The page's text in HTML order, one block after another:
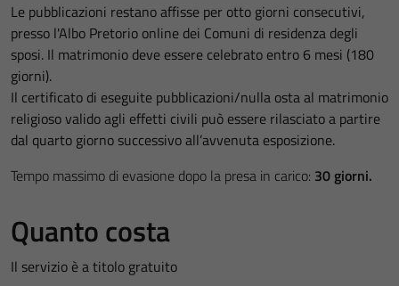
Le pubblicazioni restano affisse per otto giorni consecutivi,
presso l'Albo Pretorio online dei Comuni di residenza degli
sposi. Il matrimonio deve essere celebrato entro 6 mesi (180
giorni).
Il certificato di eseguite pubblicazioni/nulla osta al matrimonio
religioso valido agli effetti civili può essere rilasciato a partire
dal quarto giorno successivo all’avvenuta esposizione.
Tempo massimo di evasione dopo la presa in carico: 30 giorni.
Quanto costa
Il servizio è a titolo gratuito